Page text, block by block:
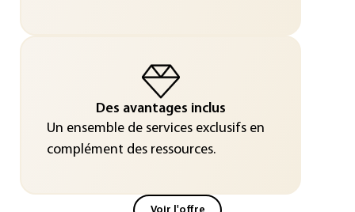
Des avantages inclus
Un ensemble de services exclusifs en
complément des ressources.